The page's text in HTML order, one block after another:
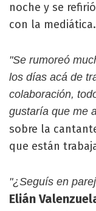
noche y se
con la mediática.
"Se rumoreó
los días acá de
colaboración,
gustaría que me
sobre la
que están
"¿Seguís en
Elián